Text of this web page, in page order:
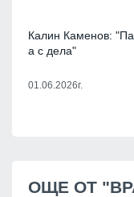
Калин Каменов:
а с дела"
01.06.2026г.
ОЩЕ ОТ